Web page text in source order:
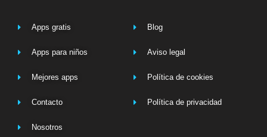
Apps gratis
Apps para niños
Mejores apps
Contacto
Nosotros
Blog
Aviso legal
Política de cookies
Política de privacidad